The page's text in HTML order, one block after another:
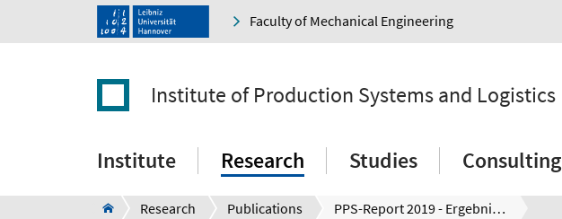
Faculty of Mechanical Engineering
Institute of Production Systems and Logistics
Institute Research Studies Consulting
Research Publications PPS-Report 2019 - Ergebnisse der gemeinsamen Umfrage der produktionstechnischen Institute Institut für Fabrikanlagen und Logistik IFA (Hannover), Fraunhofer IGCV (Augsburg), Institut für Produktionsmanagement und -technik IPMT (Hamburg), Werkzeugmaschinenlabor WZL der RWTH Aachen (Aachen), Garbsen: PZH-Verlag